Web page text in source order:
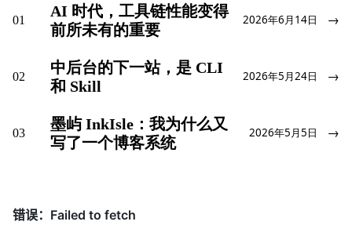
01
AI 时代，工具链性能变得
前所未有的重要
2026年6月14日 →
02
中后台的下一站，是 CLI
和 Skill
2026年5月24日 →
03
墨屿 InkIsle：我为什么又
写了一个博客系统
2026年5月5日 →